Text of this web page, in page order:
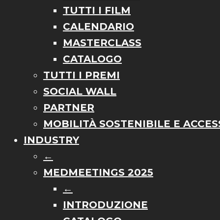
TUTTI I FILM
CALENDARIO
MASTERCLASS
CATALOGO
TUTTI I PREMI
SOCIAL WALL
PARTNER
MOBILITÀ SOSTENIBILE E
INDUSTRY
←
MEDMEETINGS 2025
←
INTRODUZIONE